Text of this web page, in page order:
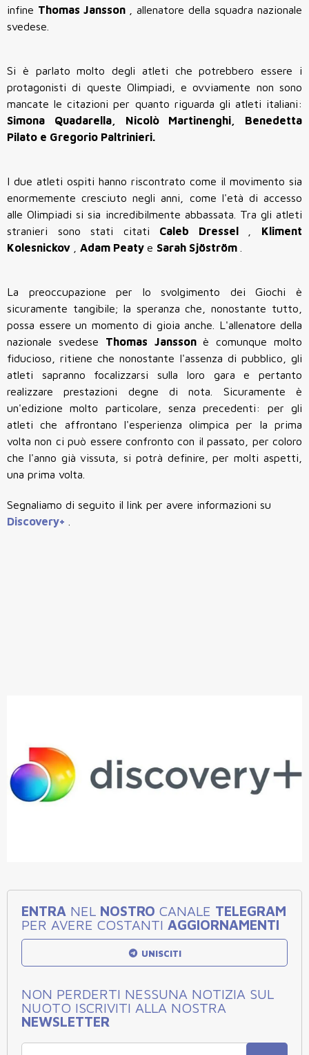
infine Thomas Jansson
, allenatore della squadra nazionale
svedese.
Si è parlato molto degli atleti che potrebbero essere i
protagonisti di queste Olimpiadi, e ovviamente non sono
mancate le citazioni per quanto riguarda gli atleti italiani:
Simona Quadarella, Nicolò Martinenghi, Benedetta
Pilato e Gregorio Paltrinieri.
I due atleti ospiti hanno riscontrato come il movimento sia
enormemente cresciuto negli anni, come l'età di accesso
alle Olimpiadi si sia incredibilmente abbassata. Tra gli atleti
stranieri sono stati citati Caleb Dressel
Kliment
Kolesnickov
Adam Peaty e Sarah Sjöström
La preoccupazione per lo svolgimento dei Giochi è
sicuramente tangibile; la speranza che, nonostante tutto,
possa essere un momento di gioia anche. L'allenatore della
nazionale svedese Thomas Jansson è comunque molto
fiducioso, ritiene che nonostante l'assenza di pubblico, gli
atleti sapranno focalizzarsi sulla loro gara e pertanto
realizzare prestazioni degne di nota. Sicuramente è
un'edizione molto particolare, senza precedenti: per gli
atleti che affrontano l'esperienza olimpica per la prima
volta non ci può essere confronto con il passato, per coloro
che l'anno già vissuta, si potrà definire, per molti aspetti,
una prima volta.
Segnaliamo di seguito il link per avere informazioni su
Discovery+
ENTRA NEL NOSTRO CANALE TELEGRAM
PER AVERE COSTANTI AGGIORNAMENTI
UNISCITI
NON PERDERTI NESSUNA NOTIZIA SUL
NUOTO ISCRIVITI ALLA NOSTRA
NEWSLETTER